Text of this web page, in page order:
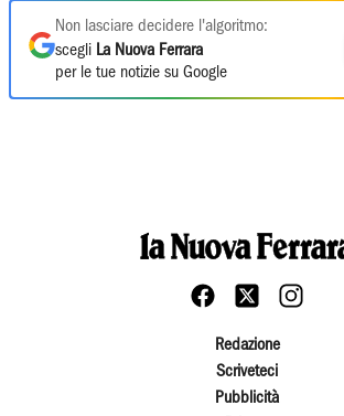
Non lasciare decidere l'algoritmo:
scegli La Nuova Ferrara
per le tue notizie su Google
Redazione
Scriveteci
Pubblicità